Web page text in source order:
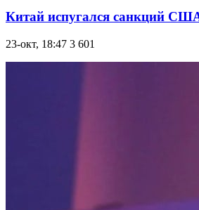
Китай испугался санкций
23-окт, 18:47 3 601